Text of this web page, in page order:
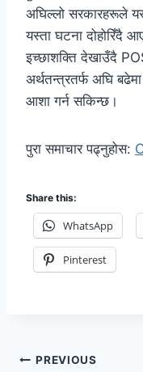
अघिल्लो सरकारहरूले
यस्ता घटना दोहोरिँदै
इच्छाशक्ति देखाउँदै
अर्थतन्त्रतर्फ अघि
आशा गर्न सकिन्छ।
पुरा समाचार पढ्नुहोस:
Share this:
WhatsApp
Pinterest
PREVIOUS